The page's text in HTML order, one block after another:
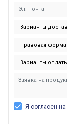
Я согласен на